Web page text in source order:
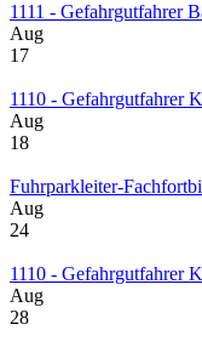
1111 - Gefahrgutfahrer
Aug
17
1110 - Gefahrgutfahrer
Aug
18
Fuhrparkleiter-
Aug
24
1110 - Gefahrgutfahrer
Aug
28